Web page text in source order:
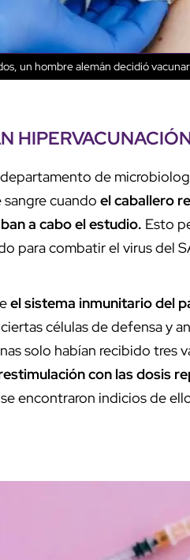
un hombre alemán decidió
departamento de
cuando el caballero
a cabo el estudio. Esto
para combatir el virus del
el sistema inmunitario del
células de defensa y
solo habían recibido tres
con las dosis
encontraron indicios de